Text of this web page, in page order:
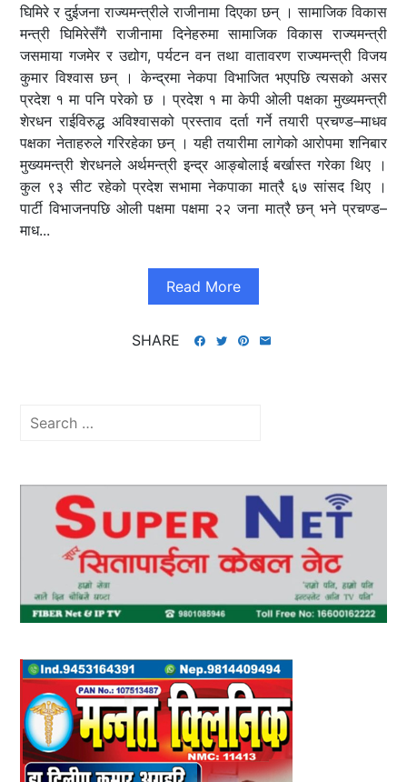
घिमिरे र दुईजना राज्यमन्त्रीले राजीनामा दिएका छन् । सामाजिक विकास
मन्त्री घिमिरेसँगै राजीनामा दिनेहरुमा सामाजिक विकास राज्यमन्त्री
जसमाया गजमेर र उद्योग, पर्यटन वन तथा वातावरण राज्यमन्त्री विजय
कुमार विश्वास छन् । केन्द्रमा नेकपा विभाजित भएपछि त्यसको असर
प्रदेश १ मा पनि परेको छ । प्रदेश १ मा केपी ओली पक्षका मुख्यमन्त्री
शेरधन राईविरुद्ध अविश्वासको प्रस्ताव दर्ता गर्ने तयारी प्रचण्ड–माधव
पक्षका नेताहरुले गरिरहेका छन् । यही तयारीमा लागेको आरोपमा शनिबार
मुख्यमन्त्री शेरधनले अर्थमन्त्री इन्द्र आङ्बोलाई बर्खास्त गरेका थिए ।
कुल ९३ सीट रहेको प्रदेश सभामा नेकपाका मात्रै ६७ सांसद थिए ।
पार्टी विभाजनपछि ओली पक्षमा पक्षमा २२ जना मात्रै छन् भने प्रचण्ड–
माध...
Read More
SHARE
Search